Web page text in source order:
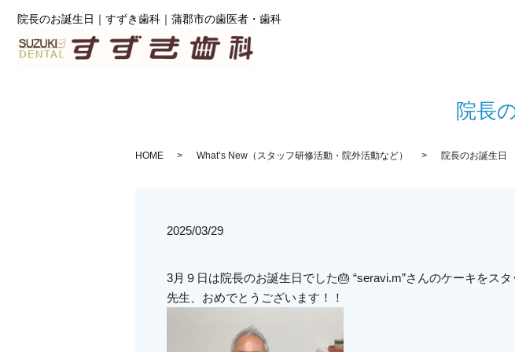
院長のお誕生日｜すずき歯科｜蒲郡市の歯医者・歯科
院長
HOME What’s New（スタッフ研修活動・院外活動など） 院長のお誕生日
2025/03/29
3月９日は院長のお誕生日でした🎂 “seravi.m”さんのケーキを
先生、おめでとうございます！！